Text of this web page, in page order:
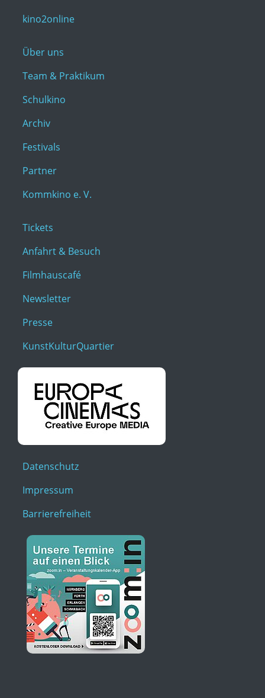
kino2online
Über uns
Team & Praktikum
Schulkino
Archiv
Festivals
Partner
Kommkino e. V.
Tickets
Anfahrt & Besuch
Filmhauscafé
Newsletter
Presse
KunstKulturQuartier
Datenschutz
Impressum
Barrierefreiheit